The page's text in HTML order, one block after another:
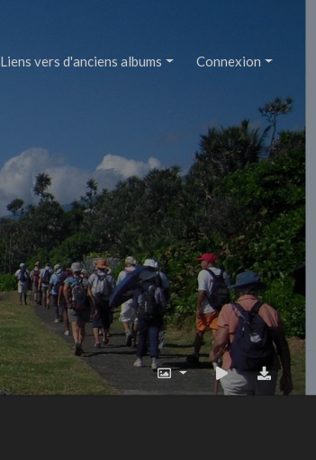
Liens vers d'anciens albums Connexion